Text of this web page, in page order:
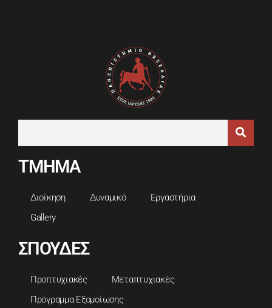
ΤΜΗΜΑ
Διοίκηση Δυναμικό
Εργαστήρια
Gallery
ΣΠΟΥΔΕΣ
Προπτυχιακές
Μεταπτυχιακές
Πρόγραμμα Εξομοίωσης